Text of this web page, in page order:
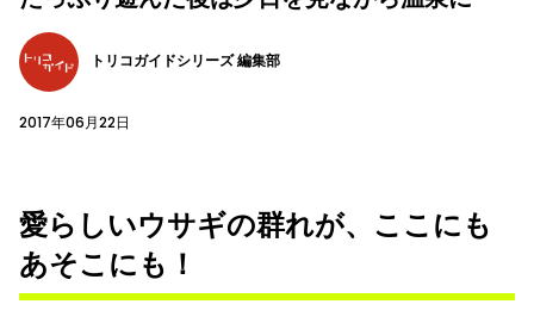
トリコガイドシリーズ 編集部
2017年06月22日
愛らしいウサギの群れが、ここにも
あそこにも！